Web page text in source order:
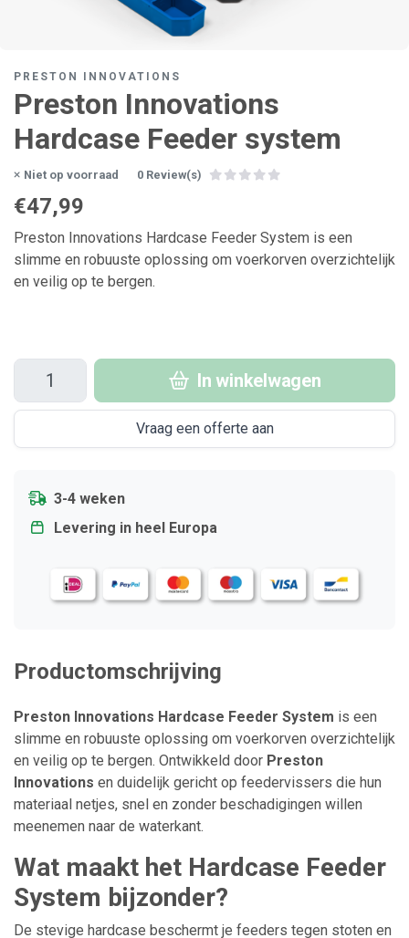
PRESTON INNOVATIONS
Preston Innovations
Hardcase Feeder system
Niet op voorraad 0 Review(s)
€47,99
Preston Innovations Hardcase Feeder System is een
slimme en robuuste oplossing om voerkorven overzichtelijk
en veilig op te bergen.
In winkelwagen
Vraag een offerte aan
3-4 weken
Levering in heel Europa
Productomschrijving
Preston Innovations Hardcase Feeder System is een
slimme en robuuste oplossing om voerkorven overzichtelijk
en veilig op te bergen. Ontwikkeld door Preston
Innovations en duidelijk gericht op feedervissers die hun
materiaal netjes, snel en zonder beschadigingen willen
meenemen naar de waterkant.
Wat maakt het Hardcase Feeder
System bijzonder?
De stevige hardcase beschermt je feeders tegen stoten en